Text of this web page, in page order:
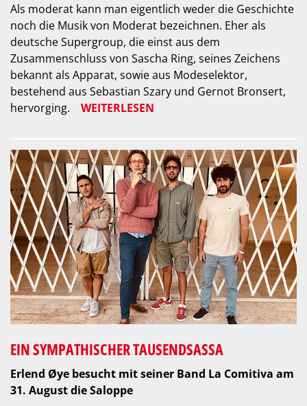
Als moderat kann man eigentlich weder die Geschichte
noch die Musik von Moderat bezeichnen. Eher als
deutsche Supergroup, die einst aus dem
Zusammenschluss von Sascha Ring, seines Zeichens
bekannt als Apparat, sowie aus Modeselektor,
bestehend aus Sebastian Szary und Gernot Bronsert,
hervorging.
WEITERLESEN
EIN SYMPATHISCHER TAUSENDSASSA
Erlend Øye besucht mit seiner Band La Comitiva am
31. August die Saloppe